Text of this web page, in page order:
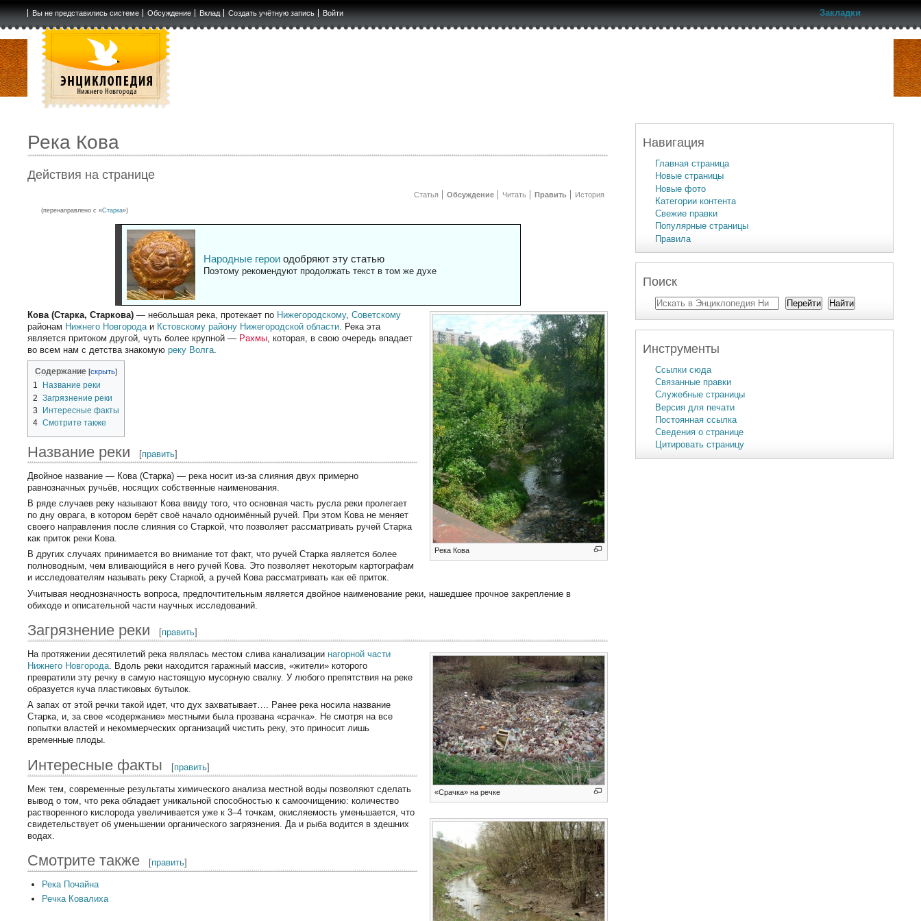
Вы не представились системе Обсуждение Вклад Создать учётную запись Войти Закладки
Река Кова
Действия на странице
Статья Обсуждение Читать Править История
(перенаправлено с «Старка»)
Народные героиодобряют эту статью
Поэтому рекомендуют продолжать текст в том же духе
Река Кова
Кoва (Стaрка, Старкова) — небольшая река, протекает по Нижегородскому,Советскому
районам Нижнего Новгородаи Кстовскому району Нижегородской области. Река эта
является притоком другой, чуть более крупной — Рахмы, которая, в свою очередь впадает
во всем нам с детства знакомуюреку Волга.
Содержание
1
Название реки
2 Загрязнение реки
3
Интересные факты
4 Смотрите также
Название реки [править]
Двойное название — Кова (Старка) — река носит из-за слияния двух примерно
равнозначных ручьёв, носящих собственные наименования.
В ряде случаев реку называют Кова ввиду того, что основная часть русла реки пролегает
по дну оврага, в котором берёт своё начало одноимённый ручей. При этом Кова не меняет
своего направления после слияния со Старкой, что позволяет рассматривать ручей Старка
как приток реки Кова.
В других случаях принимается во внимание тот факт, что ручей Старка является более
полноводным, чем вливающийся в него ручей Кова. Это позволяет некоторым картографам
и исследователям называть реку Старкой, а ручей Кова рассматривать как её приток.
Учитывая неоднозначность вопроса, предпочтительным является двойное наименование реки, нашедшее прочное закрепление в
обиходе и описательной части научных исследований.
Загрязнение реки [править]
«Срачка» на речке
На протяжении десятилетий река являлась местом слива канализации нагорной части
Нижнего Новгорода. Вдоль реки находится гаражный массив, «жители» которого
превратили эту речку в самую настоящую мусорную свалку. У любого препятствия на реке
образуется куча пластиковых бутылок.
А запах от этой речки такой идет, что дух захватывает…. Ранее река носила название
Старка, и, за свое «содержание» местными была прозвана «срачка». Не смотря на все
попытки властей и некоммерческих организаций чистить реку, это приносит лишь
временные плоды.
Интересные факты [править]
Меж тем, современные результаты химического анализа местной воды позволяют сделать
вывод о том, что река обладает уникальной способностью к самоочищению: количество
растворенного кислорода увеличивается уже к 3–4 точкам, окисляемость уменьшается, что
свидетельствует об уменьшении органического загрязнения. Да и рыба водится в здешних
водах.
Смотрите также [править]
Река Почайна
Речка Ковалиха
Навигация
Главная страница
Новые страницы
Новые фото
Категории контента
Свежие правки
Популярные страницы
Правила
Поиск
Инструменты
Ссылки сюда
Связанные правки
Служебные страницы
Версия для печати
Постоянная ссылка
Сведения о странице
Цитировать страницу